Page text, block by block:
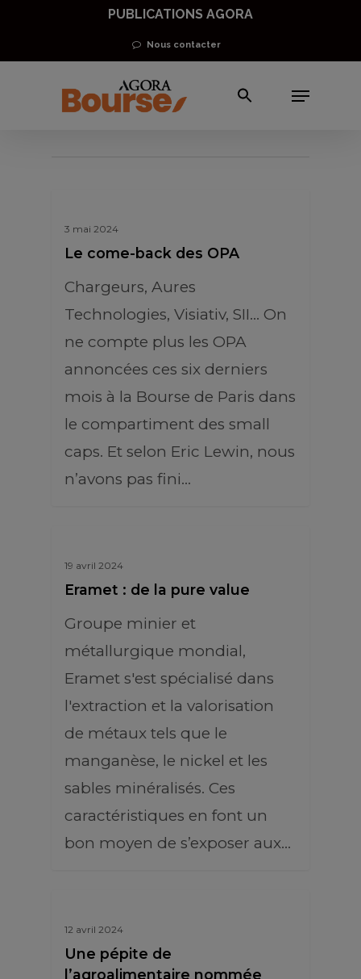
main
PUBLICATIONS AGORA
Nous contacter
Menu
Eric Lewin
3 mai 2024
Le come-back des OPA
Chargeurs, Aures
Technologies, Visiativ, SII… On
ne compte plus les OPA
annoncées ces six derniers
mois à la Bourse de Paris dans
le compartiment des small
caps. Et selon Eric Lewin, nous
n’avons pas fini…
19 avril 2024
Eramet : de la pure value
Groupe minier et
métallurgique mondial,
Eramet s'est spécialisé dans
l'extraction et la valorisation
de métaux tels que le
manganèse, le nickel et les
sables minéralisés. Ces
caractéristiques en font un
bon moyen de s’exposer aux…
12 avril 2024
Une pépite de
l’agroalimentaire nommée